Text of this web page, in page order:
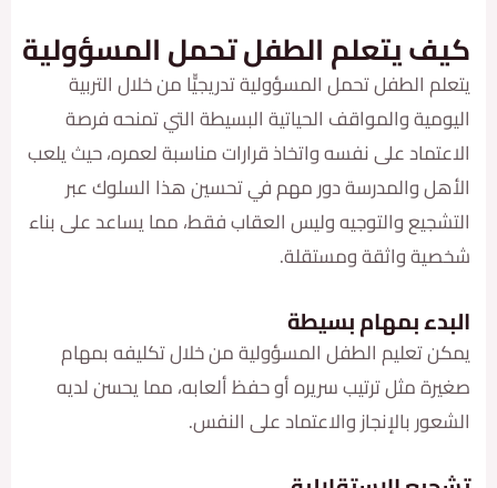
يتعلم الطفل تحمل المسؤولية
الطفل تحمل المسؤولية تدريجيّّا من خلال التربية
والمواقف الحياتية البسيطة التي تمنحه فرصة
على نفسه واتخاذ قرارات مناسبة لعمره، حيث يلعب
والمدرسة دور مهم في تحسين هذا السلوك عبر
والتوجيه وليس العقاب فقط، مما يساعد على بناء
واثقة ومستقلة.
بمهام بسيطة
الطفل المسؤولية من خلال تكليفه بمهام
مثل ترتيب سريره أو حفظ ألعابه، مما يحسن لديه
بالإنجاز والاعتماد على النفس.